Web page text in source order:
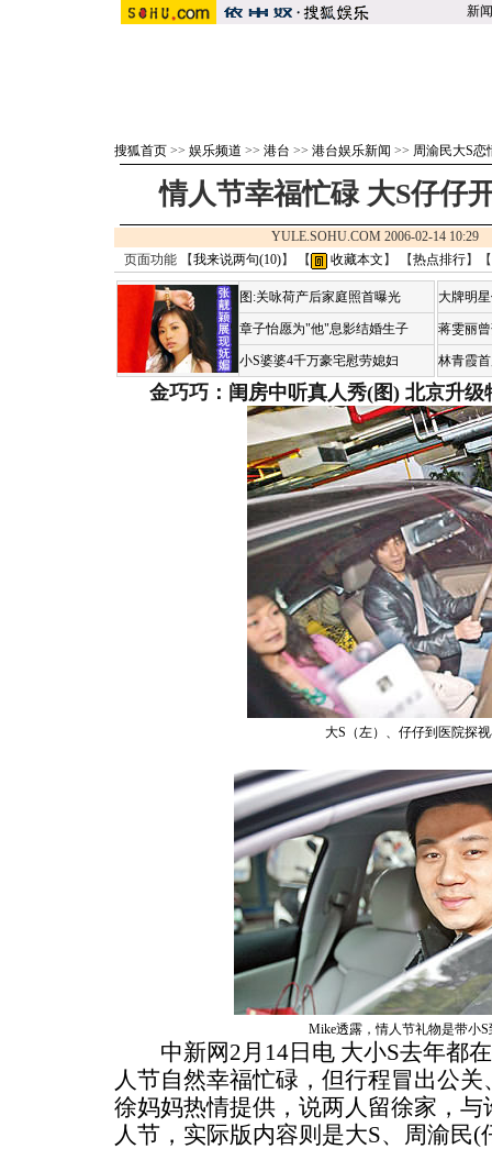
新闻
搜狐首页>> 娱乐频道 >> 港台 >> 港台娱乐新闻 >> 周渝民大S恋
情人节幸福忙碌 大S仔仔
YULE.SOHU.COM 2006-02-14
页面功能 【我来说两句(10)】 【 收藏本文 】 【热点排行】【
图:关咏荷产后家庭照首曝光
章子怡愿为"他"息影结婚生子
小S婆婆4千万豪宅慰劳媳妇
大牌明
蒋雯丽
林青霞
金巧巧：闺房中听真人秀(图) 北京升级
大S（左）、仔仔到医院探
Mike透露，情人节礼物是带小
中新网2月14日电 大小S去年都在
人节自然幸福忙碌，但行程冒出公
徐妈妈热情提供，说两人留徐家，
人节，实际版内容则是大S、周渝民